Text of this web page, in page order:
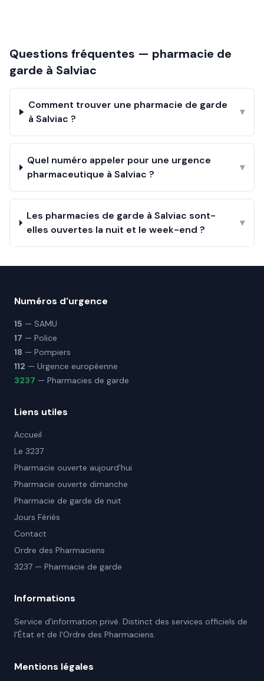
Questions fréquentes — pharmacie de
garde à Salviac
Comment trouver une pharmacie de garde
à Salviac ?
▾
Quel numéro appeler pour une urgence
pharmaceutique à Salviac ?
▾
Les pharmacies de garde à Salviac sont-
elles ouvertes la nuit et le week-end ?
▾
Numéros d'urgence
15 — SAMU
17 — Police
18 — Pompiers
112 — Urgence européenne
3237 — Pharmacies de garde
Liens utiles
Accueil
Le 3237
Pharmacie ouverte aujourd'hui
Pharmacie ouverte dimanche
Pharmacie de garde de nuit
Jours Fériés
Contact
Ordre des Pharmaciens
3237 — Pharmacie de garde
Informations
Service d'information privé. Distinct des services officiels de
l'État et de l'Ordre des Pharmaciens.
Mentions légales